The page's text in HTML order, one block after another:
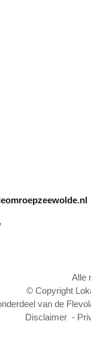
© Copyright
van de
Disclaimer -